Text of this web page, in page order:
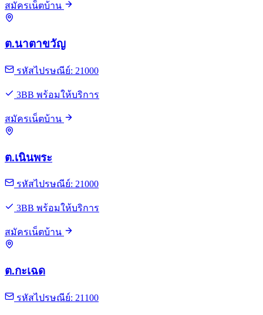
สมัครเน็ตบ้าน
ต.นาตาขวัญ
รหัสไปรษณีย์: 21000
3BB พร้อมให้บริการ
สมัครเน็ตบ้าน
ต.เนินพระ
รหัสไปรษณีย์: 21000
3BB พร้อมให้บริการ
สมัครเน็ตบ้าน
ต.กะเฉด
รหัสไปรษณีย์: 21100